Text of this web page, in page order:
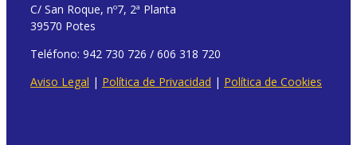
C/ San Roque, nº7, 2ª Planta
39570 Potes
Teléfono: 942 730 726 / 606 318 720
Aviso Legal | Política de Privacidad | Política de Cookies